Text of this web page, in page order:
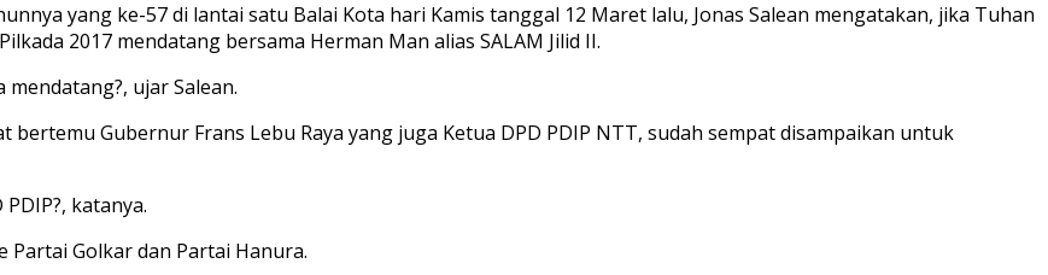
yang ke-57 di lantai satu Balai Kota hari Kamis tanggal 12 Maret lalu, Jonas Salean mengatakan, jika Tuhan
2017 mendatang bersama Herman Man alias SALAM Jilid II.
mendatang?, ujar Salean.
Gubernur Frans Lebu Raya yang juga Ketua DPD PDIP NTT, sudah sempat disampaikan untuk
katanya.
Partai Golkar dan Partai Hanura.